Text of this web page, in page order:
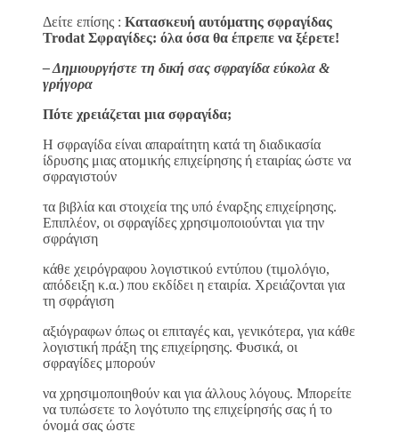
Δείτε επίσης : Κατασκευή αυτόματης σφραγίδας
Trodat Σφραγίδες: όλα όσα θα έπρεπε να ξέρετε!
– Δημιουργήστε τη δική σας σφραγίδα εύκολα &
γρήγορα
Πότε χρειάζεται μια σφραγίδα;
H σφραγίδα είναι απαραίτητη κατά τη διαδικασία
ίδρυσης μιας ατομικής επιχείρησης ή εταιρίας ώστε να
σφραγιστούν
τα βιβλία και στοιχεία της υπό έναρξης επιχείρησης.
Επιπλέον, οι σφραγίδες χρησιμοποιούνται για την
σφράγιση
κάθε χειρόγραφου λογιστικού εντύπου (τιμολόγιο,
απόδειξη κ.α.) που εκδίδει η εταιρία. Χρειάζονται για
τη σφράγιση
αξιόγραφων όπως οι επιταγές και, γενικότερα, για κάθε
λογιστική πράξη της επιχείρησης. Φυσικά, οι
σφραγίδες μπορούν
να χρησιμοποιηθούν και για άλλους λόγους. Μπορείτε
να τυπώσετε το λογότυπο της επιχείρησής σας ή το
όνομά σας ώστε